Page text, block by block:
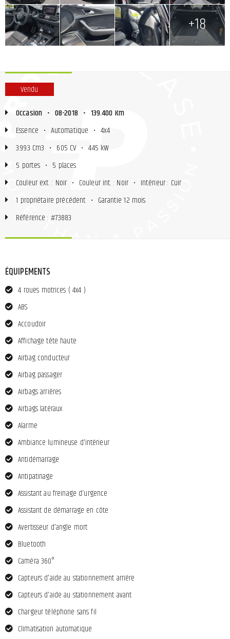
+18
Vendu
Occasion • 08-2018 • 139.400 Km
Essence • Automatique • 4x4
3.993 Cm3 • 605 CV • 445 kW
5 portes • 5 places
Couleur ext. : Noir • Couleur int. : Noir • Intérieur : Cuir
1 propriétaire précédent • Garantie 12 mois
Référence : #73883
ÉQUIPEMENTS
4 roues motrices ( 4x4 )
ABS
Accoudoir
Affichage tête haute
Airbag conducteur
Airbag passager
Airbags arrières
Airbags latéraux
Alarme
Ambiance lumineuse d'intérieur
Antidémarrage
Antipatinage
Assistant au freinage d'urgence
Assistant de démarrage en côte
Avertisseur d'angle mort
Bluetooth
Caméra 360°
Capteurs d'aide au stationnement arrière
Capteurs d'aide au stationnement avant
Chargeur téléphone sans fil
Climatisation automatique